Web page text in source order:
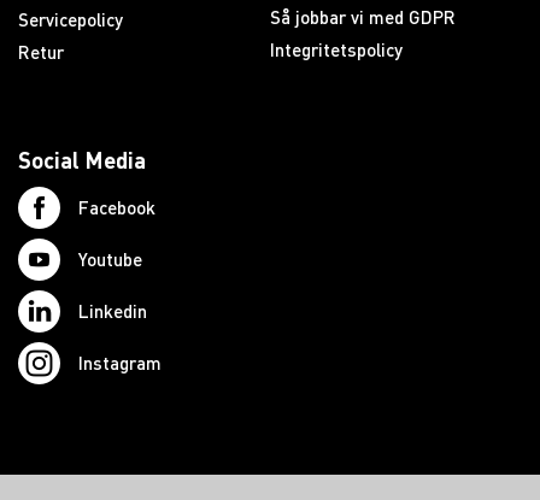
Servicepolicy
Retur
Så jobbar vi med GDPR
Integritetspolicy
Social Media
Facebook
Youtube
Linkedin
Instagram